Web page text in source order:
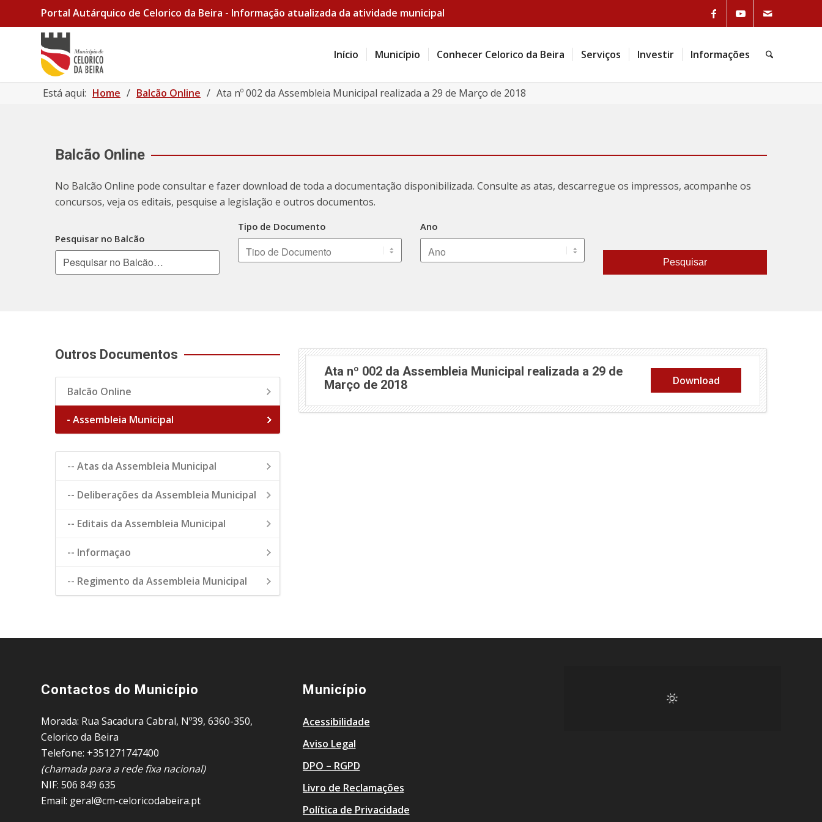
Portal Autárquico de Celorico da Beira - Informação atualizada da atividade municipal
Início Município Conhecer Celorico da Beira Serviços Investir Informações
Está aqui: Home / Balcão Online / Ata nº 002 da Assembleia Municipal realizada a 29 de Março de 2018
Balcão Online
No Balcão Online pode consultar e fazer download de toda a documentação disponibilizada. Consulte as atas, descarregue os impressos, acompanhe os
concursos, veja os editais, pesquise a legislação e outros documentos.
Pesquisar no Balcão
Tipo de Documento Ano
Pesquisar
Outros Documentos
Balcão Online
- Assembleia Municipal
-- Atas da Assembleia Municipal
-- Deliberações da Assembleia Municipal
-- Editais da Assembleia Municipal
-- Informaçao
-- Regimento da Assembleia Municipal
Ata nº 002 da Assembleia Municipal realizada a 29 de
Março de 2018
Download
Contactos do Município
Morada: Rua Sacadura Cabral, Nº39, 6360-350,
Celorico da Beira
Telefone: +351271747400
(chamada para a rede fixa nacional)
NIF: 506 849 635
Email: geral@cm-celoricodabeira.pt
Município
Acessibilidade
Aviso Legal
DPO – RGPD
Livro de Reclamações
Política de Privacidade